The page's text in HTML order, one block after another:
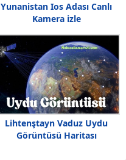
Yunanistan Ios Adası Canlı
Kamera izle
Lihtenştayn Vaduz Uydu
Görüntüsü Haritası